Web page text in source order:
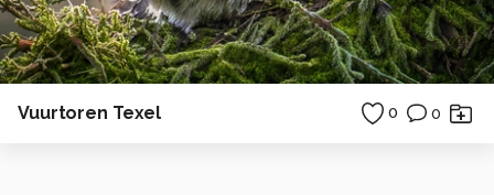
Vuurtoren Texel 0 0